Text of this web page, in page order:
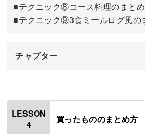
■テクニック⑧コース料理のまと
■テクニック⑨3食ミールログ風の
チャプター
はじめに
使用材料・道具
LESSON
4
買ったもののまとめ方